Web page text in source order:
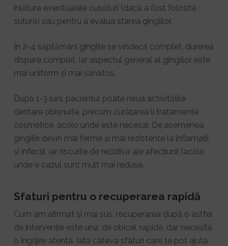
înlătura eventualele cusături (dacă a fost folosită
sutură) sau pentru a evalua starea gingiilor.
În 2-4 săptămâni gingiile se vindecă complet, durerea
dispare complet, iar aspectul general al gingiilor este
mai uniform și mai sănătos.
După 1-3 luni, pacientul poate relua activitățile
dentare obișnuite, precum curățarea li tratamente
cosmetice, acolo unde este necesar. De asemenea,
gingiile devin mai ferme și mai rezistente la inflamații
și infecții, iar riscurile de recidivă ale afecțiunii (acolo
unde e cazul sunt mult mai reduse.
Sfaturi pentru o recuperarea rapidă
Cum am afirmat și mai sus, recuperarea după o astfel
de intervenție este una, de obicei, rapidă, dar necesită
o îngrijire atentă. Iată câteva sfaturi care te pot ajuta